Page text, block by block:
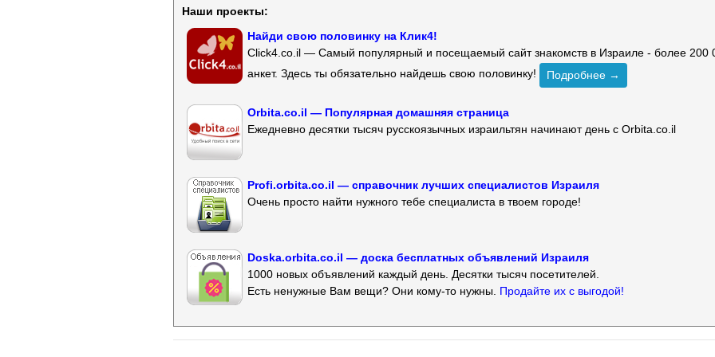
Наши проекты:
Найди свою половинку на Клик4!
Click4.co.il — Самый популярный и посещаемый сайт знакомств в Израиле - более 200
анкет. Здесь ты обязательно найдешь свою половинку!
Подробнее →
Orbita.co.il — Популярная домашняя страница
Ежедневно десятки тысяч русскоязычных израильтян начинают день с Orbita.co.il
Profi.orbita.co.il — справочник лучших специалистов Израиля
Очень просто найти нужного тебе специалиста в твоем городе!
Doska.orbita.co.il — доска бесплатных объявлений Израиля
1000 новых объявлений каждый день. Десятки тысяч посетителей.
Есть ненужные Вам вещи? Они кому-то нужны. Продайте их с выгодой!